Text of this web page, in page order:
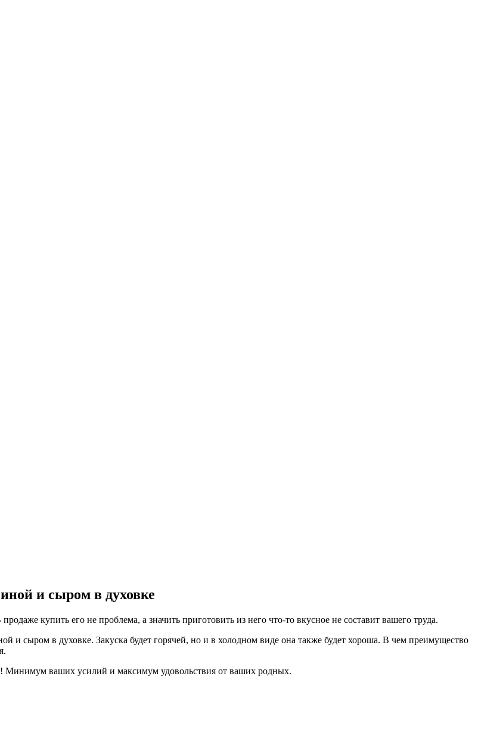
и сыром в духовке
купить его не проблема, а значить приготовить из него что-то вкусное не составит вашего труда.
и сыром в духовке. Закуска будет горячей, но и в холодном виде она также будет хороша. В чем преимущество
Минимум ваших усилий и максимум удовольствия от ваших родных.